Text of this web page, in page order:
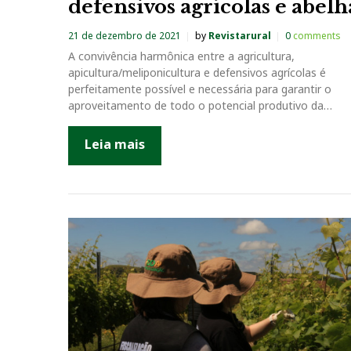
defensivos agrícolas e
21 de dezembro de 2021 by Revistarural 0comments
A convivência harmônica entre a agricultura,
apicultura/meliponicultura e defensivos agrícolas é
perfeitamente possível e necessária para garantir o
aproveitamento de todo o potencial produtivo da…
Leia mais